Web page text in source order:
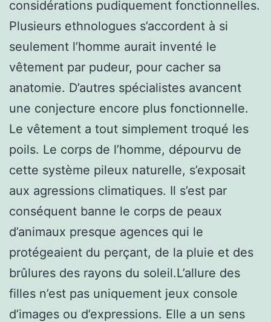
considérations pudiquement fonctionnelles.
Plusieurs ethnologues s’accordent à si
seulement l’homme aurait inventé le
vêtement par pudeur, pour cacher sa
anatomie. D’autres spécialistes avancent
une conjecture encore plus fonctionnelle.
Le vêtement a tout simplement troqué les
poils. Le corps de l’homme, dépourvu de
cette système pileux naturelle, s’exposait
aux agressions climatiques. Il s’est par
conséquent banne le corps de peaux
d’animaux presque agences qui le
protégeaient du perçant, de la pluie et des
brûlures des rayons du soleil.L’allure des
filles n’est pas uniquement jeux console
d’images ou d’expressions. Elle a un sens